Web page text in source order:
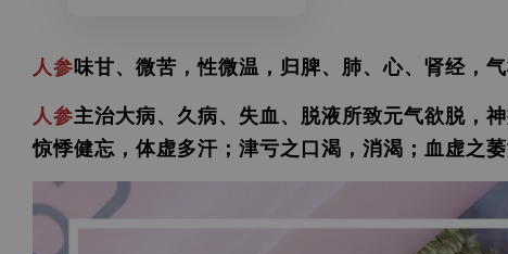
人参味甘、微苦，性微温，归脾、肺、心、肾经，
人参主治大病、久病、失血、脱液所致元气欲脱，
惊悸健忘，体虚多汗；津亏之口渴，消渴；血虚之